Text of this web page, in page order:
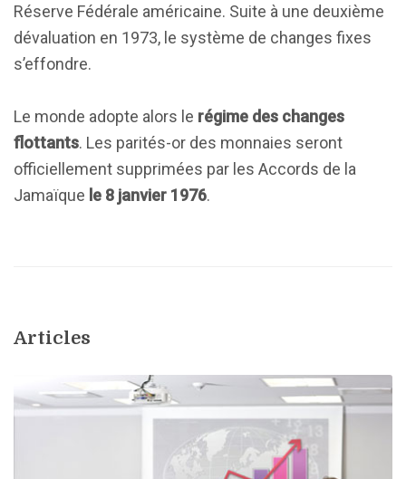
Réserve Fédérale américaine. Suite à une deuxième
dévaluation en 1973, le système de changes fixes
s’effondre.
Le monde adopte alors le régime des changes
flottants. Les parités-or des monnaies seront
officiellement supprimées par les Accords de la
Jamaïque le 8 janvier 1976.
Articles